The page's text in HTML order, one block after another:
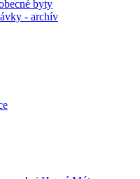
byty
- archív